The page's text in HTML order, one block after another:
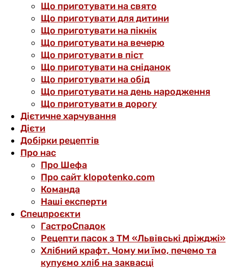
Що приготувати на свято
Що приготувати для дитини
Що приготувати на пікнік
Що приготувати на вечерю
Що приготувати в піст
Що приготувати на сніданок
Що приготувати на обід
Що приготувати на день народження
Що приготувати в дорогу
Дієтичне харчування
Дієти
Добірки рецептів
Про нас
Про Шефа
Про сайт klopotenko.com
Команда
Наші експерти
Спецпроєкти
ГастроСпадок
Рецепти пасок з ТМ «Львівські дріжджі»
Хлібний крафт. Чому ми їмо, печемо та
купуємо хліб на заквасці